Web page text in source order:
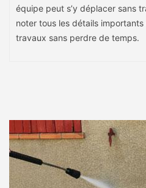
équipe peut s’y déplacer sans
noter tous les détails
travaux sans perdre de temps.